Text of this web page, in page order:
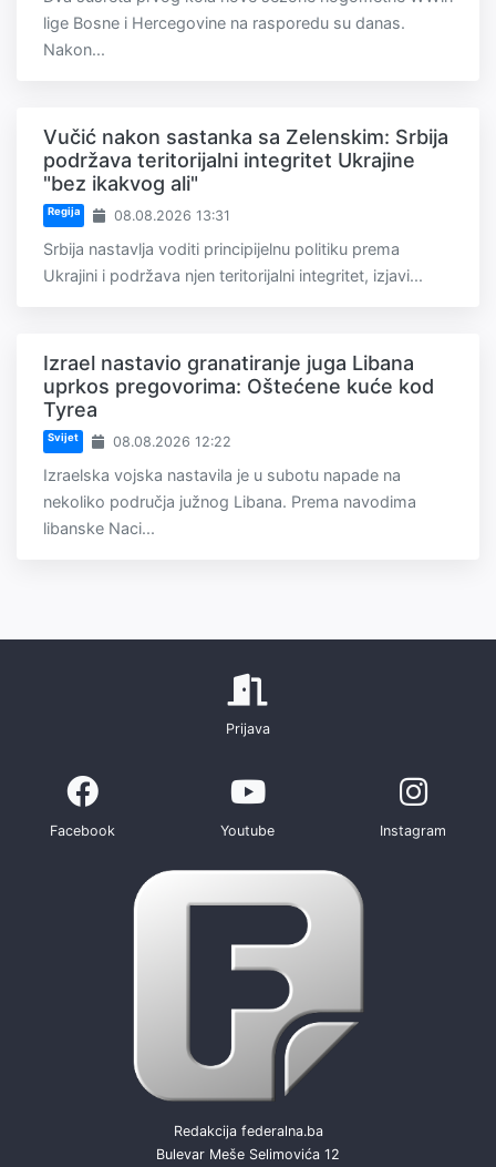
lige Bosne i Hercegovine na rasporedu su danas.
Nakon...
Vučić nakon sastanka sa Zelenskim: Srbija
podržava teritorijalni integritet Ukrajine
"bez ikakvog ali"
Regija 08.08.2026 13:31
Srbija nastavlja voditi principijelnu politiku prema
Ukrajini i podržava njen teritorijalni integritet, izjavi...
Izrael nastavio granatiranje juga Libana
uprkos pregovorima: Oštećene kuće kod
Tyrea
Svijet 08.08.2026 12:22
Izraelska vojska nastavila je u subotu napade na
nekoliko područja južnog Libana. Prema navodima
libanske Naci...
Prijava
Facebook Youtube Instagram
Redakcija federalna.ba
Bulevar Meše Selimovića 12